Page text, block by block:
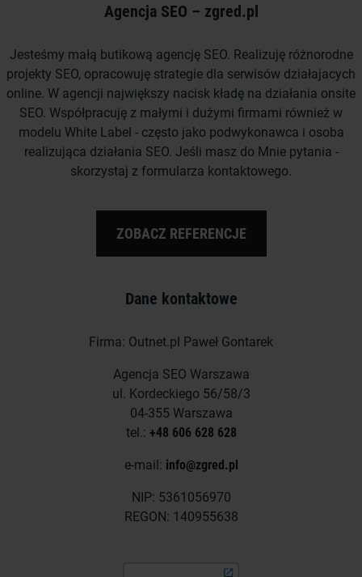
Agencja SEO – zgred.pl
Jesteśmy małą butikową agencję SEO. Realizuję różnorodne
projekty SEO, opracowuję strategie dla serwisów działajacych
online. W agencji największy nacisk kładę na działania onsite
SEO. Współpracuję z małymi i dużymi firmami również w
modelu White Label - często jako podwykonawca i osoba
realizująca działania SEO. Jeśli masz do Mnie pytania -
skorzystaj z formularza kontaktowego.
ZOBACZ REFERENCJE
Dane kontaktowe
Firma: Outnet.pl Paweł Gontarek
Agencja SEO Warszawa
ul. Kordeckiego 56/58/3
04-355 Warszawa
tel.: +48 606 628 628
e-mail: info@zgred.pl
NIP: 5361056970
REGON: 140955638